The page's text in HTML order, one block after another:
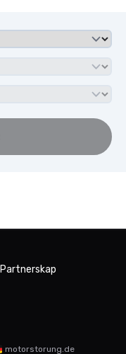
Partnerskap
motorstorung.de